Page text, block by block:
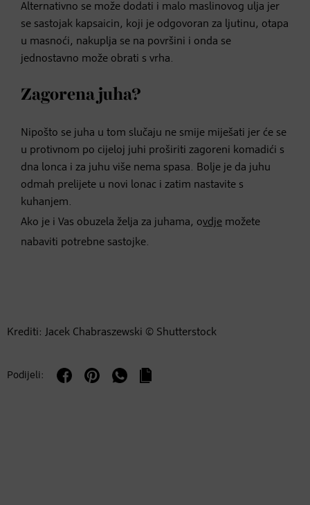
Alternativno se može dodati i malo maslinovog ulja jer
se sastojak kapsaicin, koji je odgovoran za ljutinu, otapa
u masnoći, nakuplja se na površini i onda se
jednostavno može obrati s vrha.
Zagorena juha?
Nipošto se juha u tom slučaju ne smije miješati jer će se
u protivnom po cijeloj juhi proširiti zagoreni komadići s
dna lonca i za juhu više nema spasa. Bolje je da juhu
odmah prelijete u novi lonac i zatim nastavite s
kuhanjem.
Ako je i Vas obuzela želja za juhama, ovdje možete
nabaviti potrebne sastojke.
Krediti: Jacek Chabraszewski © Shutterstock
Podijeli: